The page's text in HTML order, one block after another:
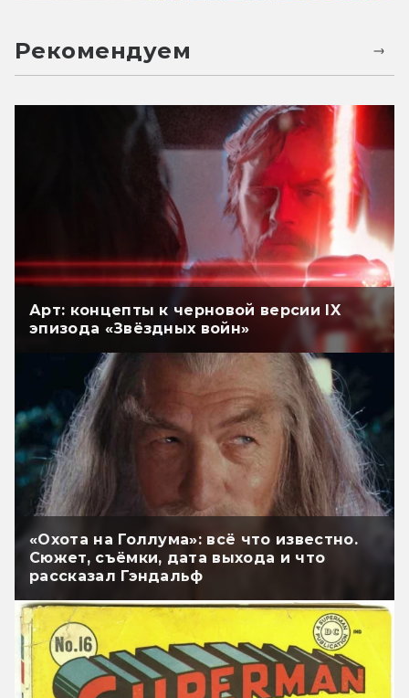
Рекомендуем
Арт: концепты к черновой версии IX
эпизода «Звёздных войн»
«Охота на Голлума»: всё что известно.
Сюжет, съёмки, дата выхода и что
рассказал Гэндальф